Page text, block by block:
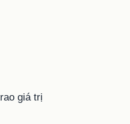
giá trị